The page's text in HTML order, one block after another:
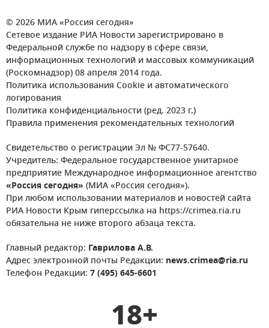
© 2026 МИА «Россия сегодня»
Сетевое издание РИА Новости зарегистрировано в
Федеральной службе по надзору в сфере связи,
информационных технологий и массовых коммуникаций
(Роскомнадзор) 08 апреля 2014 года.
Политика использования Cookie и автоматического
логирования
Политика конфиденциальности (ред. 2023 г.)
Правила применения рекомендательных технологий
Свидетельство о регистрации Эл № ФС77-57640.
Учредитель: Федеральное государственное унитарное
предприятие Международное информационное агентство
«Россия сегодня» (МИА «Россия сегодня»).
При любом использовании материалов и новостей сайта
РИА Новости Крым гиперссылка на https://crimea.ria.ru
обязательна не ниже второго абзаца текста.
Главный редактор: Гаврилова А.В.
Адрес электронной почты Редакции: news.crimea@ria.ru
Телефон Редакции: 7 (495) 645-6601
18+